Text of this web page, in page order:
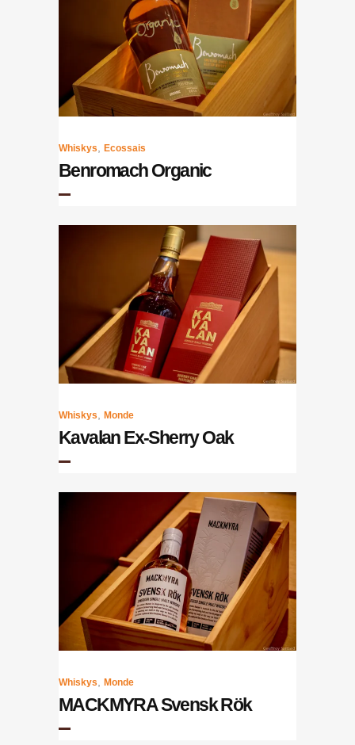
Whiskys, Ecossais
Benromach Organic
Whiskys, Monde
Kavalan Ex-Sherry Oak
Whiskys, Monde
MACKMYRA Svensk Rök